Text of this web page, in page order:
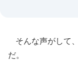
そんな声がして
だ。